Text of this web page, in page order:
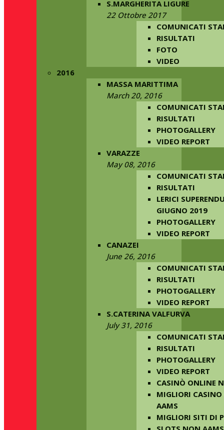
S.MARGHERITA LIGURE
22 Ottobre 2017
COMUNICATI
RISULTATI
FOTO
VIDEO
2016
MASSA MARITTIMA
March 20, 2016
COMUNICATI
RISULTATI
PHOTOGALLERY
VIDEO REPORT
VARAZZE
May 08, 2016
COMUNICATI
RISULTATI
LERICI
GIUGNO 2019
PHOTOGALLERY
VIDEO REPORT
CANAZEI
June 26, 2016
COMUNICATI
RISULTATI
PHOTOGALLERY
VIDEO REPORT
S.CATERINA VALFURVA
July 31, 2016
COMUNICATI
RISULTATI
PHOTOGALLERY
VIDEO REPORT
CASINÒ ONLINE
MIGLIORI
AAMS
MIGLIORI SITI DI